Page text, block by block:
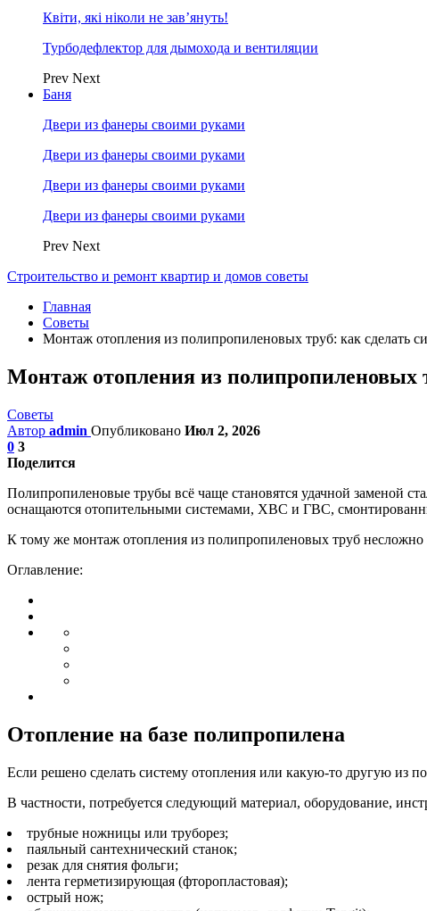
Квіти, які ніколи не зав’януть!
Турбодефлектор для дымохода и вентиляции
Prev Next
Баня
Двери из фанеры своими руками
Двери из фанеры своими руками
Двери из фанеры своими руками
Двери из фанеры своими руками
Prev Next
Строительство и ремонт квартир и домов советы
Главная
Советы
Монтаж отопления из полипропиленовых труб: как сделать
Монтаж отопления из полипропиленовых
Советы
Автор admin Опубликовано Июл 2, 2026
0 3
Поделится
Полипропиленовые трубы всё чаще становятся удачной заменой
оснащаются отопительными системами, ХВС и ГВС,
К тому же монтаж отопления из полипропиленовых труб несложно
Оглавление:
Отопление на базе полипропилена
Если решено сделать систему отопления или какую-то другую из
В частности, потребуется следующий материал, оборудование,
трубные ножницы или труборез;
паяльный сантехнический станок;
резак для снятия фольги;
лента герметизирующая (фторопластовая);
острый нож;